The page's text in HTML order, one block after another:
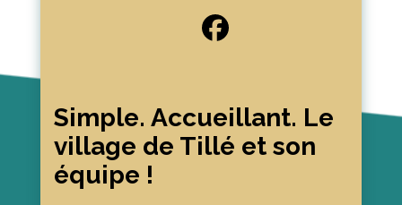
Simple. Accueillant. Le
village de Tillé et son
équipe !